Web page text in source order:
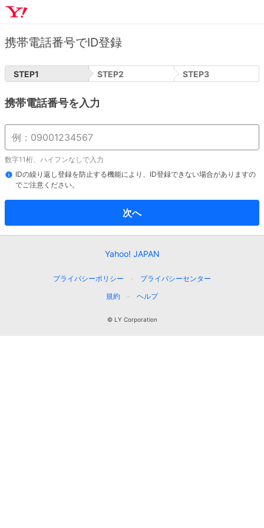
携帯電話番号でID登録
STEP1 STEP2 STEP3
携帯電話番号を入力
数字11桁、ハイフンなしで入力
IDの繰り返し登録を防止する機能により、ID登録できない場合がありますの
でご注意ください。
次へ
Yahoo! JAPAN
プライバシーポリシー
プライバシーセンター
規約
ヘルプ
© LY Corporation